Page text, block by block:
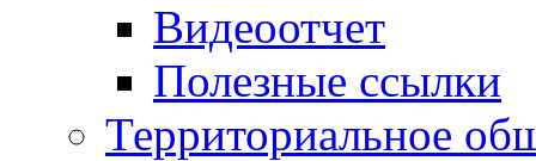
Видеоотчет
Полезные ссылки
Территориальное